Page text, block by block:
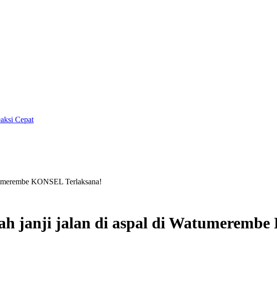
Cepat
KONSEL Terlaksana!
janji jalan di aspal di Watumerembe